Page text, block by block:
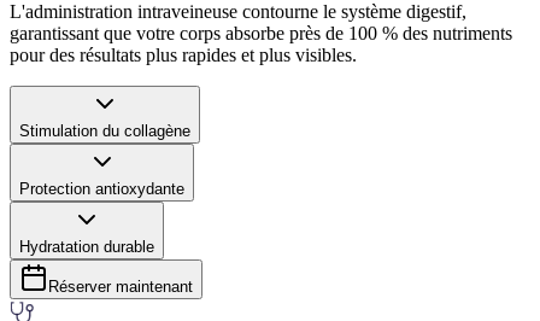
L'administration intraveineuse contourne le système digestif,
garantissant que votre corps absorbe près de 100 % des nutriments
pour des résultats plus rapides et plus visibles.
Stimulation du collagène
La perfusion soutient la production naturelle de collagène de votre
peau, améliorant son élasticité, sa fermeté et sa texture globale.
Protection antioxydante
Riche en vitamines et minéraux qui neutralisent les radicaux libres,
elle aide à prévenir le vieillissement prématuré et à préserver la santé
de la peau.
Hydratation durable
En hydratant en profondeur les cellules de la peau de l’intérieur, les
résultats durent plus longtemps qu’avec de simples crèmes
hydratantes topiques.
Réserver maintenant